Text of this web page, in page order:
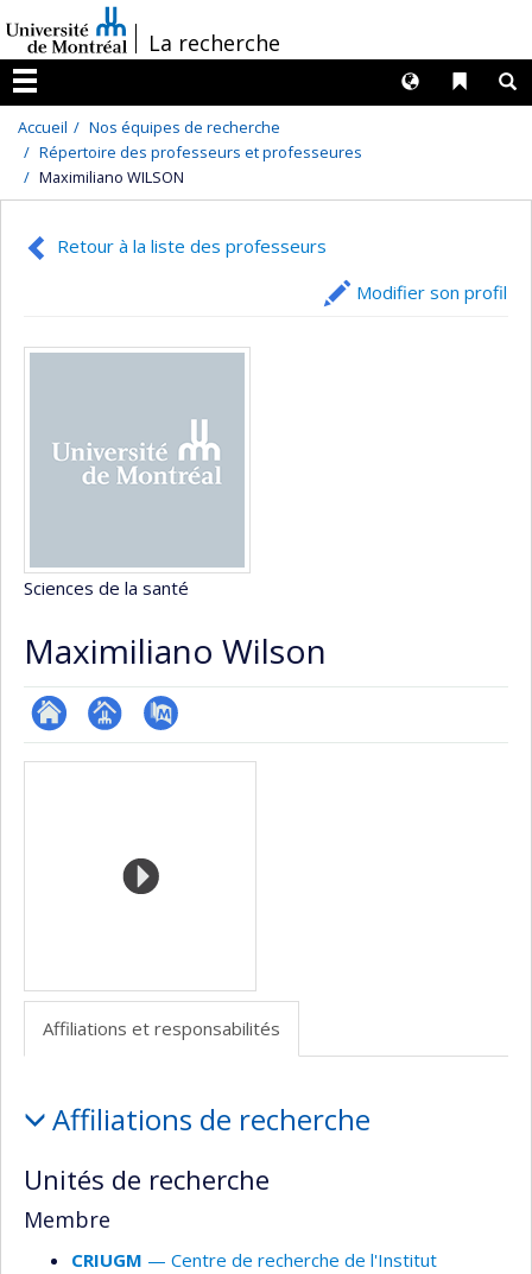
au
contenu
/La recherche
Menu
Liens
Langues
Accueil
Nos équipes de recherche
Répertoire des professeurs et professeures
Maximiliano WILSON
Retour à la liste des professeurs
Modifier son profil
Sciences de la santé
Maximiliano Wilson
ResearchGate
Page PubMed
Médias
Affiliations et responsabilités
et
responsabilités
Affiliations de recherche
Unités de recherche
Membre
CRIUGM — Centre de recherche de l'Institut